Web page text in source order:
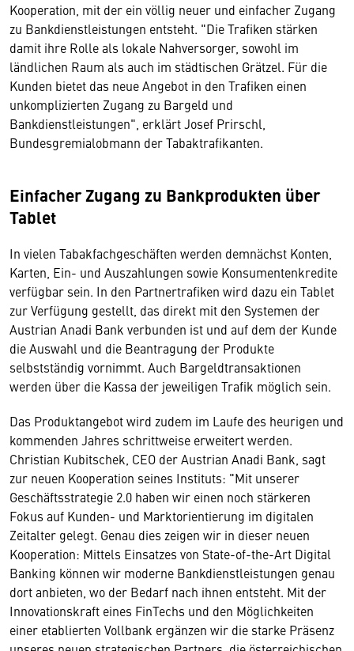
Kooperation, mit der ein völlig neuer und einfacher Zugang
zu Bankdienstleistungen entsteht. "Die Trafiken stärken
damit ihre Rolle als lokale Nahversorger, sowohl im
ländlichen Raum als auch im städtischen Grätzel. Für die
Kunden bietet das neue Angebot in den Trafiken einen
unkomplizierten Zugang zu Bargeld und
Bankdienstleistungen", erklärt Josef Prirschl,
Bundesgremialobmann der Tabaktrafikanten.
Einfacher Zugang zu Bankprodukten über
Tablet
In vielen Tabakfachgeschäften werden demnächst Konten,
Karten, Ein- und Auszahlungen sowie Konsumentenkredite
verfügbar sein. In den Partnertrafiken wird dazu ein Tablet
zur Verfügung gestellt, das direkt mit den Systemen der
Austrian Anadi Bank verbunden ist und auf dem der Kunde
die Auswahl und die Beantragung der Produkte
selbstständig vornimmt. Auch Bargeldtransaktionen
werden über die Kassa der jeweiligen Trafik möglich sein.
Das Produktangebot wird zudem im Laufe des heurigen und
kommenden Jahres schrittweise erweitert werden.
Christian Kubitschek, CEO der Austrian Anadi Bank, sagt
zur neuen Kooperation seines Instituts: "Mit unserer
Geschäftsstrategie 2.0 haben wir einen noch stärkeren
Fokus auf Kunden- und Marktorientierung im digitalen
Zeitalter gelegt. Genau dies zeigen wir in dieser neuen
Kooperation: Mittels Einsatzes von State-of-the-Art Digital
Banking können wir moderne Bankdienstleistungen genau
dort anbieten, wo der Bedarf nach ihnen entsteht. Mit der
Innovationskraft eines FinTechs und den Möglichkeiten
einer etablierten Vollbank ergänzen wir die starke Präsenz